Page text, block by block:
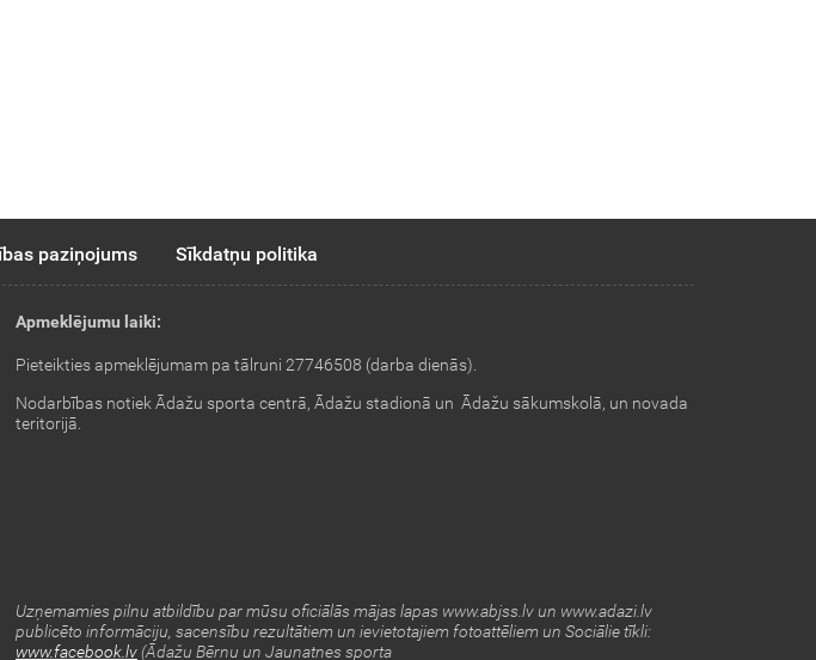
paziņojums Sīkdatņu politika
Apmeklējumu laiki:
Pieteikties apmeklējumam pa tālruni 27746508 (darba dienās).
Nodarbības notiek Ādažu sporta centrā, Ādažu stadionā un Ādažu sākumskolā, un novada
teritorijā.
Uzņemamies pilnu atbildību par mūsu oficiālās mājas lapas www.abjss.lv un www.adazi.lv
publicēto informāciju, sacensību rezultātiem un ievietotajiem fotoattēliem un Sociālie tīkli:
www.facebook.lv(Ādažu Bērnu un Jaunatnes sporta